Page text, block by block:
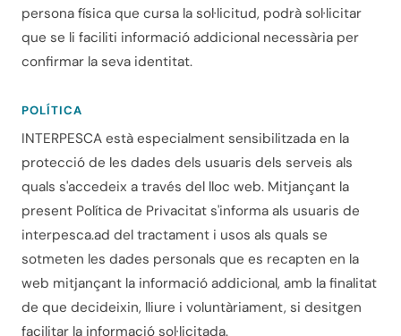
persona física que cursa la sol·licitud, podrà sol·licitar
que se li faciliti informació addicional necessària per
confirmar la seva identitat.
POLÍTICA
INTERPESCA està especialment sensibilitzada en la
protecció de les dades dels usuaris dels serveis als
quals s'accedeix a través del lloc web. Mitjançant la
present Política de Privacitat s'informa als usuaris de
interpesca.ad del tractament i usos als quals se
sotmeten les dades personals que es recapten en la
web mitjançant la informació addicional, amb la finalitat
de que decideixin, lliure i voluntàriament, si desitgen
facilitar la informació sol·licitada.